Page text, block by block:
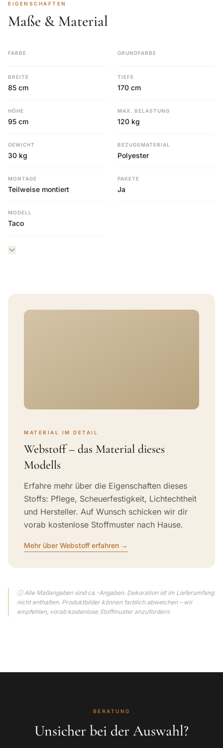
EIGENSCHAFTEN
Maße & Material
FARBE GRUNDFARBE
BREITE
85 cm
TIEFE
170 cm
HÖHE
95 cm
MAX. BELASTUNG
120 kg
GEWICHT
30 kg
BEZUGSMATERIAL
Polyester
MONTAGE
Teilweise montiert
PAKETE
Ja
MODELL
Taco
MATERIAL IM DETAIL
Webstoff – das Material dieses
Modells
Erfahre mehr über die Eigenschaften dieses
Stoffs: Pflege, Scheuerfestigkeit, Lichtechtheit
und Hersteller. Auf Wunsch schicken wir dir
vorab kostenlose Stoffmuster nach Hause.
Mehr über Webstoff erfahren →
ⓘ Alle Maßangaben sind ca.-Angaben. Dekoration ist im Lieferumfang
nicht enthalten. Produktbilder können farblich abweichen – wir
empfehlen, vorab kostenlose Stoffmuster anzufordern.
BERATUNG
Unsicher bei der Auswahl?